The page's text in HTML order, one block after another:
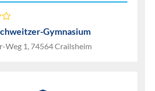
Gymnasium
Weg 1, 74564 Crailsheim